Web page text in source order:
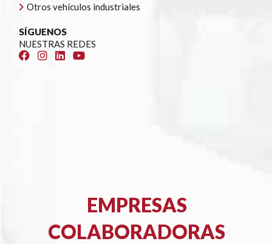
Otros vehículos industriales
SÍGUENOS
NUESTRAS REDES
EMPRESAS
COLABORADORAS